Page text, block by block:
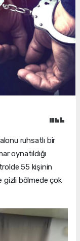
ruhsatlı bir
oynatıldığı
55 kişinin
gizli bölmede çok